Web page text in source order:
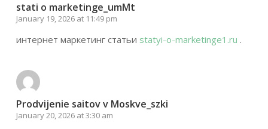
stati o marketinge_umMt
January 19, 2026 at 11:49 pm
интернет маркетинг статьи statyi-o-marketinge1.ru .
Prodvijenie saitov v Moskve_szki
January 20, 2026 at 3:30 am